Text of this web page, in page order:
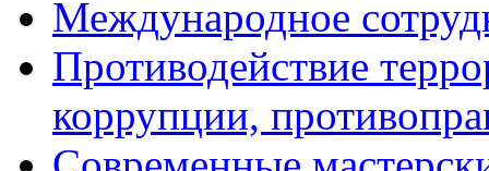
Международное
Противодействие
коррупции,